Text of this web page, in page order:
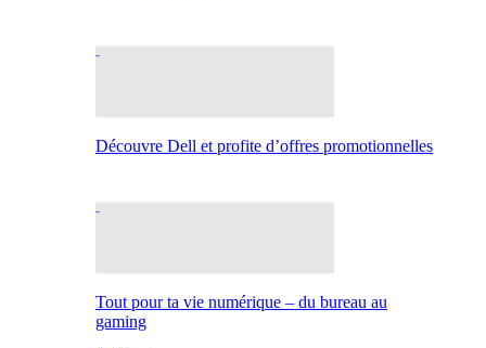
Découvre Dell et profite d’offres promotionnelles
Tout pour ta vie numérique – du bureau au
gaming